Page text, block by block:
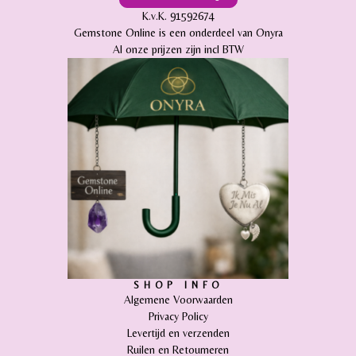
K.v.K. 91592674
Gemstone Online is een onderdeel van Onyra
Al onze prijzen zijn incl BTW
SHOP INFO
Algemene Voorwaarden
Privacy Policy
Levertijd en verzenden
Ruilen en Retourneren